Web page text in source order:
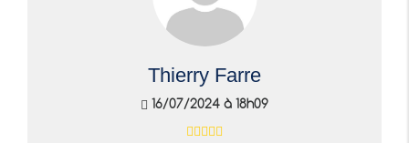
Thierry Farre
16/07/2024 à 18h09